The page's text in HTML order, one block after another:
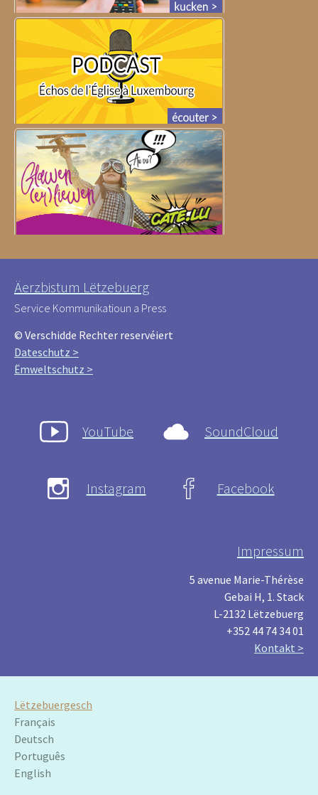
Äerzbistum Lëtzebuerg
Service Kommunikatioun a Press
© Verschidde Rechter reservéiert
Dateschutz >
Ëmweltschutz >
YouTube SoundCloud
Instagram Facebook
Impressum
5 avenue Marie-Thérèse
Gebai H, 1. Stack
L-2132 Lëtzebuerg
+352 44 74 34 01
Kontakt >
Lëtzebuergesch
Français
Deutsch
Português
English